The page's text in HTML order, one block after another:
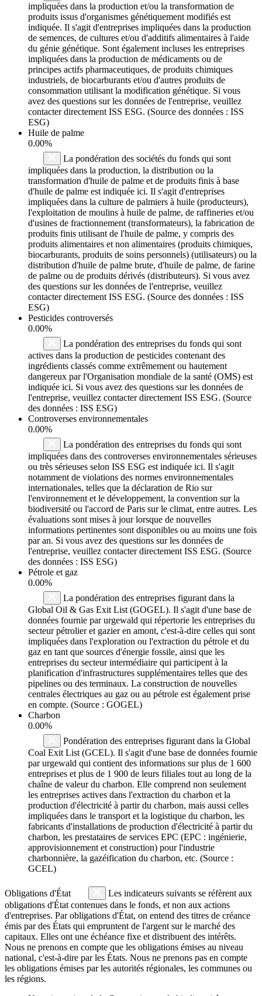
impliquées dans la production et/ou la transformation de
produits issus d'organismes génétiquement modifiés est
indiquée. Il s'agit d'entreprises impliquées dans la production
de semences, de cultures et/ou d'additifs alimentaires à l'aide
du génie génétique. Sont également incluses les entreprises
impliquées dans la production de médicaments ou de
principes actifs pharmaceutiques, de produits chimiques
industriels, de biocarburants et/ou d'autres produits de
consommation utilisant la modification génétique. Si vous
avez des questions sur les données de l'entreprise, veuillez
contacter directement ISS ESG. (Source des données : ISS
ESG)
Huile de palme
0.00%
La pondération des sociétés du fonds qui sont
impliquées dans la production, la distribution ou la
transformation d'huile de palme et de produits finis à base
d'huile de palme est indiquée ici. Il s'agit d'entreprises
impliquées dans la culture de palmiers à huile (producteurs),
l'exploitation de moulins à huile de palme, de raffineries et/ou
d'usines de fractionnement (transformateurs), la fabrication de
produits finis utilisant de l'huile de palme, y compris des
produits alimentaires et non alimentaires (produits chimiques,
biocarburants, produits de soins personnels) (utilisateurs) ou la
distribution d'huile de palme brute, d'huile de palme, de farine
de palme ou de produits dérivés (distributeurs). Si vous avez
des questions sur les données de l'entreprise, veuillez
contacter directement ISS ESG. (Source des données : ISS
ESG)
Pesticides controversés
0.00%
La pondération des entreprises du fonds qui sont
actives dans la production de pesticides contenant des
ingrédients classés comme extrêmement ou hautement
dangereux par l'Organisation mondiale de la santé (OMS) est
indiquée ici. Si vous avez des questions sur les données de
l'entreprise, veuillez contacter directement ISS ESG. (Source
des données : ISS ESG)
Controverses environnementales
0.00%
La pondération des entreprises du fonds qui sont
impliquées dans des controverses environnementales sérieuses
ou très sérieuses selon ISS ESG est indiquée ici. Il s'agit
notamment de violations des normes environnementales
internationales, telles que la déclaration de Rio sur
l'environnement et le développement, la convention sur la
biodiversité ou l'accord de Paris sur le climat, entre autres. Les
évaluations sont mises à jour lorsque de nouvelles
informations pertinentes sont disponibles ou au moins une fois
par an. Si vous avez des questions sur les données de
l'entreprise, veuillez contacter directement ISS ESG. (Source
des données : ISS ESG)
Pétrole et gaz
0.00%
La pondération des entreprises figurant dans la
Global Oil & Gas Exit List (GOGEL). Il s'agit d'une base de
données fournie par urgewald qui répertorie les entreprises du
secteur pétrolier et gazier en amont, c'est-à-dire celles qui sont
impliquées dans l'exploration ou l'extraction du pétrole et du
gaz en tant que sources d'énergie fossile, ainsi que les
entreprises du secteur intermédiaire qui participent à la
planification d'infrastructures supplémentaires telles que des
pipelines ou des terminaux. La construction de nouvelles
centrales électriques au gaz ou au pétrole est également prise
en compte. (Source : GOGEL)
Charbon
0.00%
Pondération des entreprises figurant dans la Global
Coal Exit List (GCEL). Il s'agit d'une base de données fournie
par urgewald qui contient des informations sur plus de 1 600
entreprises et plus de 1 900 de leurs filiales tout au long de la
chaîne de valeur du charbon. Elle comprend non seulement
les entreprises actives dans l'extraction du charbon et la
production d'électricité à partir du charbon, mais aussi celles
impliquées dans le transport et la logistique du charbon, les
fabricants d'installations de production d'électricité à partir du
charbon, les prestataires de services EPC (EPC : ingénierie,
approvisionnement et construction) pour l'industrie
charbonnière, la gazéification du charbon, etc. (Source :
GCEL)
Obligations d'État
Les indicateurs suivants se réfèrent aux
obligations d'État contenues dans le fonds, et non aux actions
d'entreprises. Par obligations d'État, on entend des titres de créance
émis par des États qui empruntent de l'argent sur le marché des
capitaux. Elles ont une échéance fixe et distribuent des intérêts.
Nous ne prenons en compte que les obligations émises au niveau
national, c'est-à-dire par les États. Nous ne prenons pas en compte
les obligations émises par les autorités régionales, les communes ou
les régions.